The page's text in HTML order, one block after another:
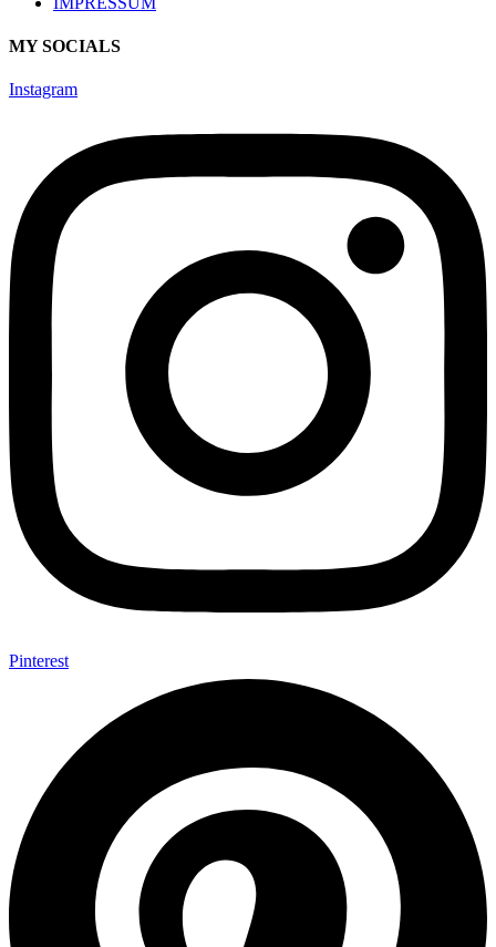
MY SOCIALS
Instagram
Pinterest